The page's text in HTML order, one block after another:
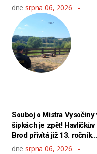
dne srpna 06, 2026
Souboj o Mistra Vysočiny
šipkách je zpět! Havlíčkův
Brod přivítá již 13. ročník...
dne srpna 06, 2026